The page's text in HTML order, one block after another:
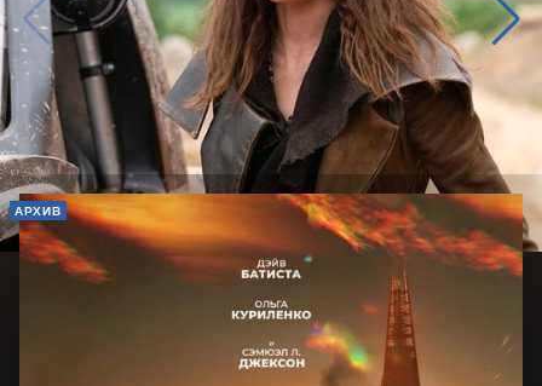
АРХИВ